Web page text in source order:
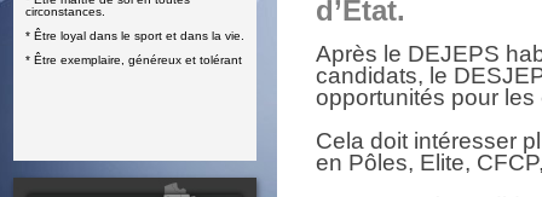
circonstances.
* Être loyal dans le sport et dans la vie.
* Être exemplaire, généreux et tolérant
d’Etat.
Après le DEJEPS
candidats, le
opportunités pour
Cela doit intéresser
en Pôles, Elite,